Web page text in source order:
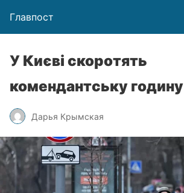
Главпост
У Києві скоротять
комендантську годину
Дарья Крымская